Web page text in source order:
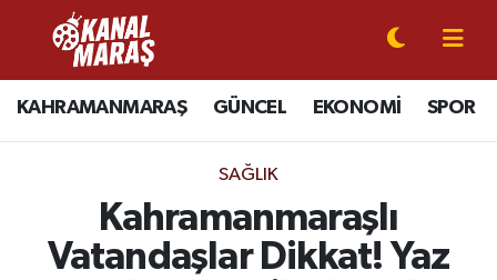
KAHRAMANMARAŞ GÜNCEL EKONOMİ SPOR
SAĞLIK
Kahramanmaraşlı
Vatandaşlar Dikkat! Yaz
CANLI YAYIN
KAHRAMANMARAŞ
SPOR
Kahramanmaraş Nöbetçi Eczaneler
Kahramanmaraş Hava Durumu
Kahramanmaraş Trafik Yoğunluk Haritası